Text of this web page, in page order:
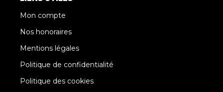
Mon compte
Nos honoraires
Mentions légales
Politique de confidentialité
Politique des cookies